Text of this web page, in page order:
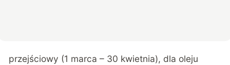
przejściowy (1 marca – 30 kwietnia), dla oleju